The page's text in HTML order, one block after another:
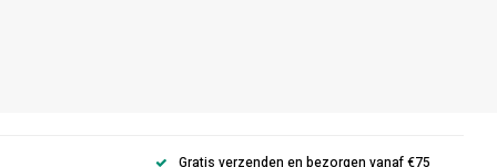
Gratis verzenden en bezorgen vanaf €75